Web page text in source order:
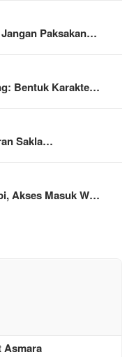
Paksakan…
Bentuk Karakte…
Sakla…
Akses Masuk W…
Asmara